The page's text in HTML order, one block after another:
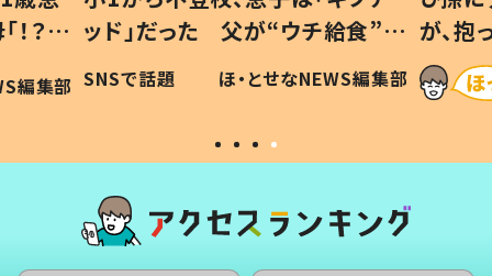
？」
編集部
ッド」だった 父が“ウチ給食”を
作り続ける理由とは #令和の親
#令和の子
SNSで話題 ほ・とせなNEWS編集部
が、
「涙が
い」